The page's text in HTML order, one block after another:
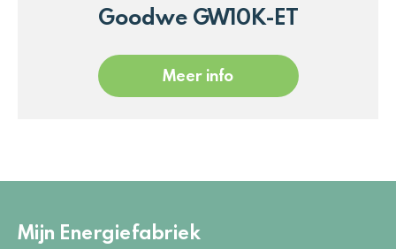
Goodwe GW10K-ET
Meer info
Mijn Energiefabriek